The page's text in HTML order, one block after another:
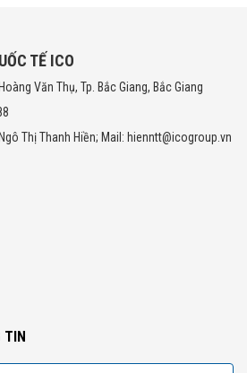
TẾ ICO
Văn Thụ, Tp. Bắc Giang, Bắc Giang
Ngô Thị Thanh Hiền; Mail: hienntt@icogroup.vn
TIN